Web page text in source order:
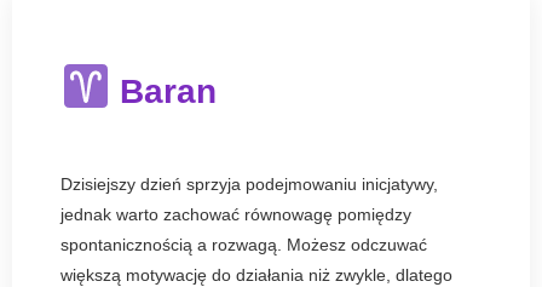
Baran
Dzisiejszy dzień sprzyja podejmowaniu inicjatywy,
jednak warto zachować równowagę pomiędzy
spontanicznością a rozwagą. Możesz odczuwać
większą motywację do działania niż zwykle, dlatego